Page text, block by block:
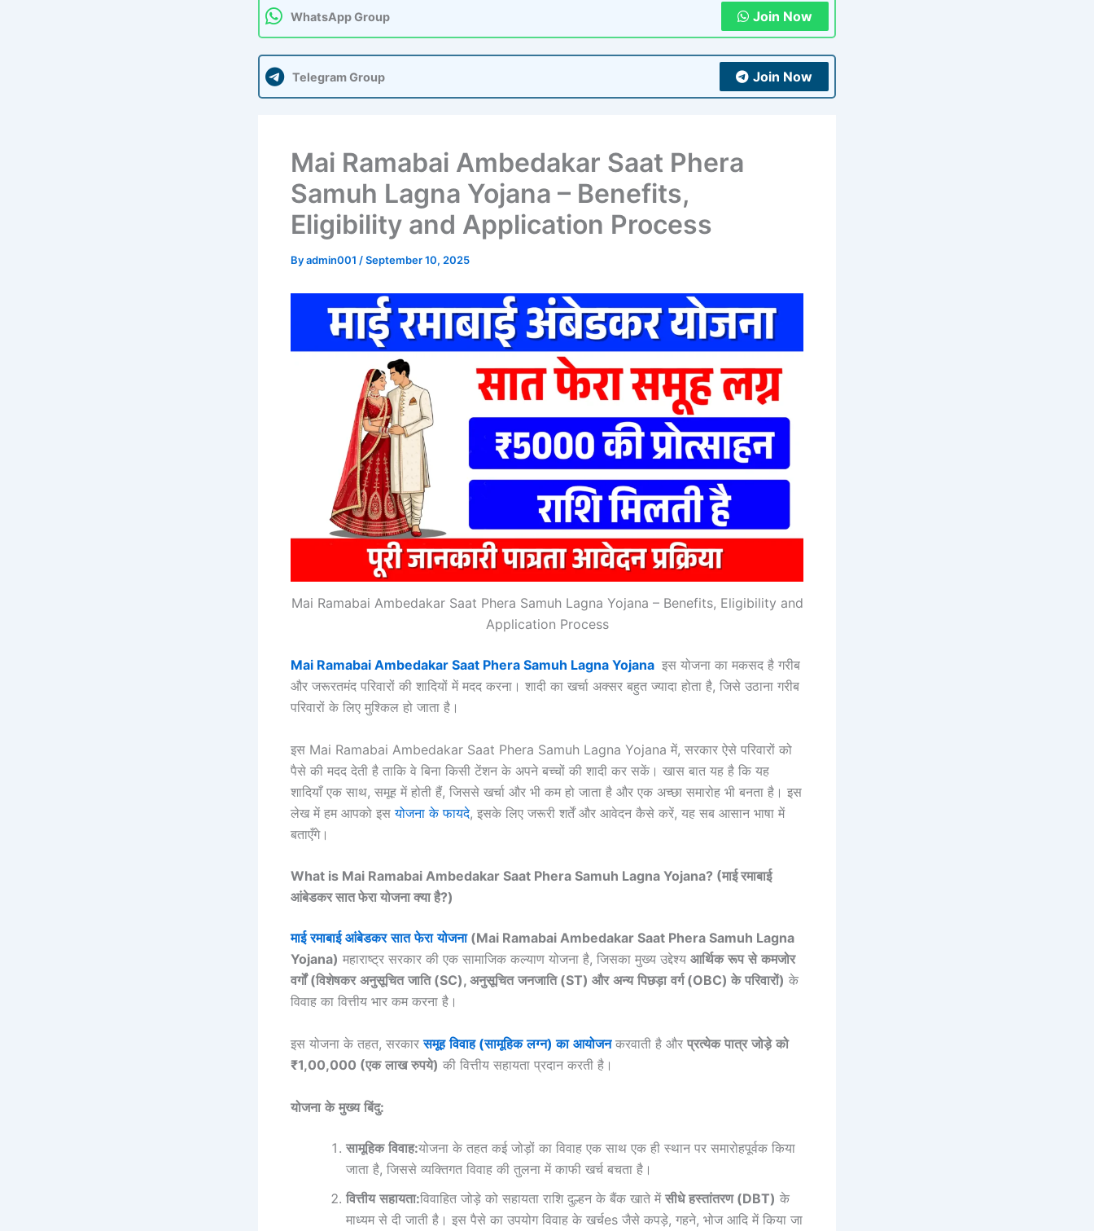
WhatsApp Group Join Now
Telegram Group Join Now
Mai Ramabai Ambedakar Saat Phera
Samuh Lagna Yojana – Benefits,
Eligibility and Application Process
Byadmin001 /September 10, 2025
Mai Ramabai Ambedakar Saat Phera Samuh Lagna Yojana – Benefits, Eligibility and
Application Process
Mai Ramabai Ambedakar Saat Phera Samuh Lagna Yojana इस योजना का मकसद है गरीब
और जरूरतमंद परिवारों की शादियों में मदद करना। शादी का खर्चा अक्सर बहुत ज्यादा होता है, जिसे उठाना गरीब
परिवारों के लिए मुश्किल हो जाता है।
इस Mai Ramabai Ambedakar Saat Phera Samuh Lagna Yojana में, सरकार ऐसे परिवारों को
पैसे की मदद देती है ताकि वे बिना किसी टेंशन के अपने बच्चों की शादी कर सकें। खास बात यह है कि यह
शादियाँ एक साथ, समूह में होती हैं, जिससे खर्चा और भी कम हो जाता है और एक अच्छा समारोह भी बनता है। इस
लेख में हम आपको इसयोजना के फायदे, इसके लिए जरूरी शर्तें और आवेदन कैसे करें, यह सब आसान भाषा में
बताएँगे।
What is Mai Ramabai Ambedakar Saat Phera Samuh Lagna Yojana? (माई रमाबाई
आंबेडकर सात फेरा योजना क्या है?)
माई रमाबाई आंबेडकर सात फेरा योजना(Mai Ramabai Ambedakar Saat Phera Samuh Lagna
Yojana) महाराष्ट्र सरकार की एक सामाजिक कल्याण योजना है, जिसका मुख्य उद्देश्य आर्थिक रूप से कमजोर
वर्गों(विशेषकर अनुसूचित जाति(SC), अनुसूचित जनजाति(ST) और अन्य पिछड़ा वर्ग(OBC) के परिवारों) के
विवाह का वित्तीय भार कम करना है।
इस योजना के तहत, सरकारसमूह विवाह(सामूहिक लग्न)का आयोजनकरवाती है और प्रत्येक पात्र जोड़े को
₹1,00,000 (एक लाख रुपये) की वित्तीय सहायता प्रदान करती है।
योजना के मुख्य बिंदु:
सामूहिक विवाह:योजना के तहत कई जोड़ों का विवाह एक साथ एक ही स्थान पर समारोहपूर्वक किया
जाता है, जिससे व्यक्तिगत विवाह की तुलना में काफी खर्च बचता है।
वित्तीय सहायता:विवाहित जोड़े को सहायता राशि दुल्हन के बैंक खाते में सीधे हस्तांतरण(DBT) के
माध्यम से दी जाती है। इस पैसे का उपयोग विवाह के खर्चes जैसे कपड़े, गहने, भोज आदि में किया जा